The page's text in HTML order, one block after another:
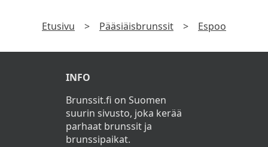
Etusivu > Pääsiäisbrunssit > Espoo
INFO
Brunssit.fi on Suomen
suurin sivusto, joka kerää
parhaat brunssit ja
brunssipaikat.